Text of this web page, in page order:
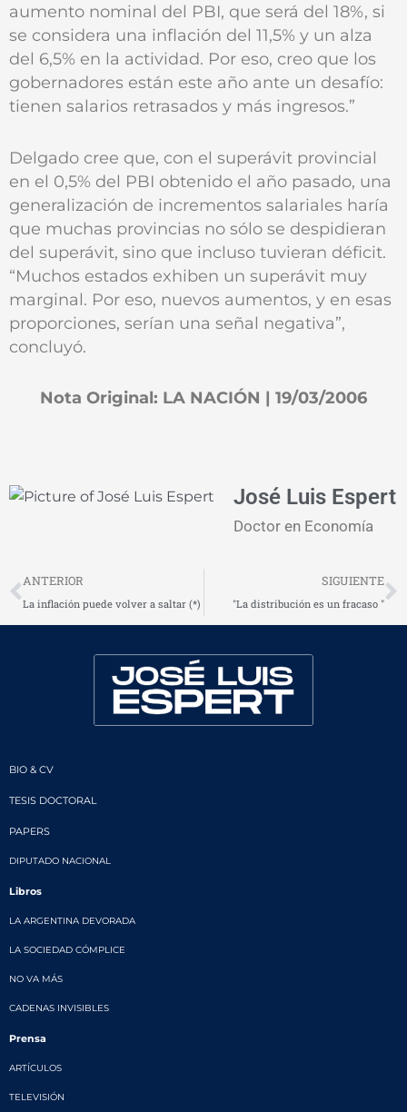
aumento nominal del PBI, que será del 18%, si
se considera una inflación del 11,5% y un alza
del 6,5% en la actividad. Por eso, creo que los
gobernadores están este año ante un desafío:
tienen salarios retrasados y más ingresos.”
Delgado cree que, con el superávit provincial
en el 0,5% del PBI obtenido el año pasado, una
generalización de incrementos salariales haría
que muchas provincias no sólo se despidieran
del superávit, sino que incluso tuvieran déficit.
“Muchos estados exhiben un superávit muy
marginal. Por eso, nuevos aumentos, y en esas
proporciones, serían una señal negativa”,
concluyó.
Nota Original: LA NACIÓN | 19/03/2006
José Luis Espert
Doctor en Economía
Prev
ANTERIOR
La inflación puede volver a saltar (*)
SIGUIENTE
"La distribución es un fracaso "
BIO & CV
TESIS DOCTORAL
PAPERS
DIPUTADO NACIONAL
Libros
LA ARGENTINA DEVORADA
LA SOCIEDAD CÓMPLICE
NO VA MÁS
CADENAS INVISIBLES
Prensa
ARTÍCULOS
TELEVISIÓN